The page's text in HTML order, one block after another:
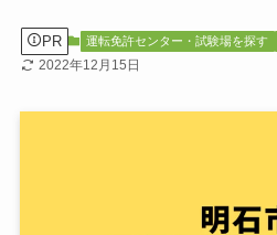
PR 運転免許センター・試験場を探す
2022年12月15日